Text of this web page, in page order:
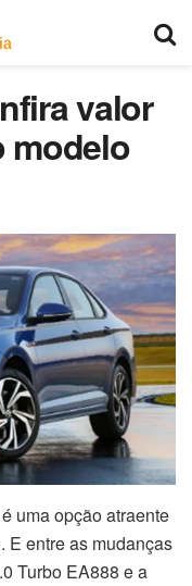
valor
modelo
uma opção atraente
E entre as mudanças
Turbo EA888 e a